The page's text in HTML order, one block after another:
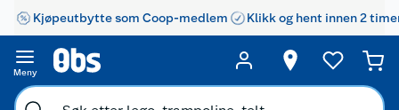
Kjøpeutbytte som Coop-medlem Klikk og hent innen 2
Meny